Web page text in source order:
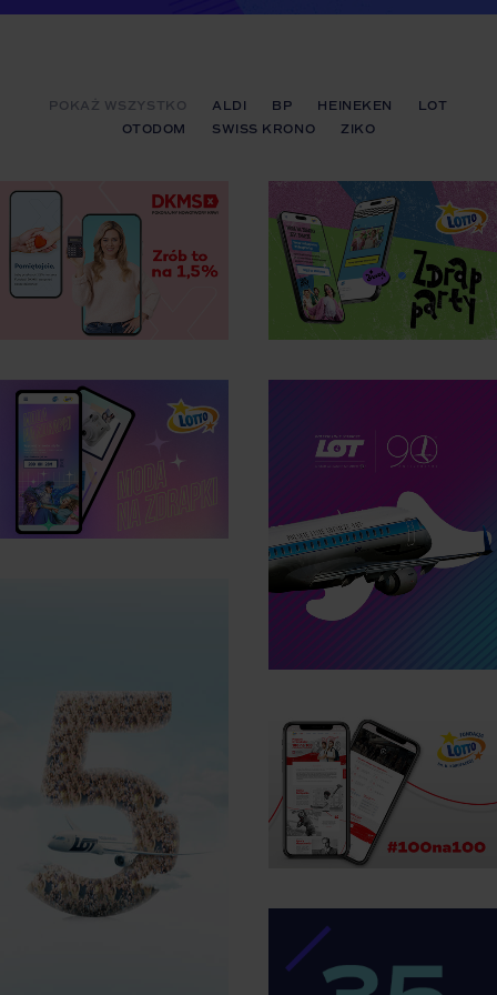
POKAŻ WSZYSTKO ALDI BP HEINEKEN
LOT
OTODOM
SWISS KRONO ZIKO
DKMS
Kampania
fundraising
1,5% dla
Fundacji DKMS
study
LOTTO
Koncepcje
kreatywne
i realizacje
kampani digital
LOTTO
Koncepcje
kreatywne
i realizacje
kampani digital
i realizacja
inauguracji 90-
lecia PLL LOT
zobacz case
study
LOT 5 mln
pasażer
Kampania
reklamowa
Fundacja
LOTTO
zobacz case
study